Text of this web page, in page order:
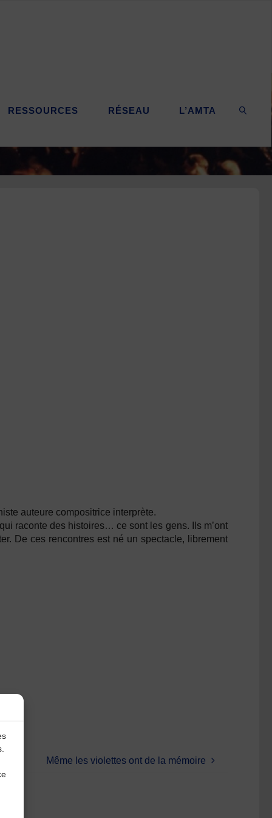
RESSOURCES RÉSEAU L’AMTA
auteure compositrice interprète.
raconte des histoires… ce sont les gens. Ils m’ont
De ces rencontres est né un spectacle, librement
Même les violettes ont de la mémoire